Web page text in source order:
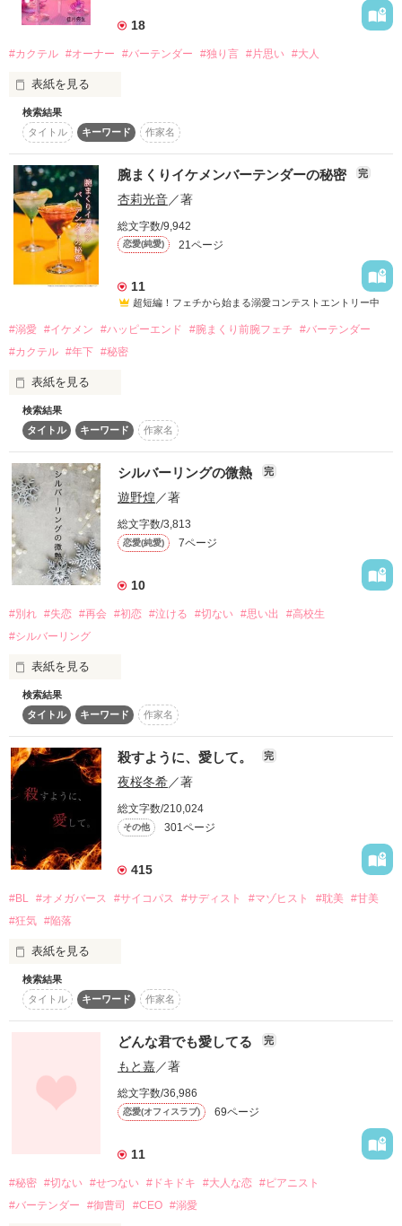
    忘れられない人が
想いを寄せてる人がいるんだ
         だから
  ◇◆◇◆◇◆
  柚木沙月様   ナオ☆様
  あみなみ様   彩呂羽様
きのこみお様
感想ありがとうございます。
           ◇◆◇◆◇◆
   レビューありがとうございます。
す。
で……。
「豊佳、俺のこと好きになりなよ」
「……え？」
「俺と恋、しなよ」
失恋から始まる奇跡の出会いは、ハンバーグのように熱々
……？
2024/12/17〜
2025/1/12〜
本編完結日
2025/2/19
レビューくださった方、感想くださった方本当にありがとうご
18
#カクテル #オーナー #バーテンダー #独り言 #片思い #大人
表紙を見る
落ち着いた色合いの証明
カウンターの中から
ただ眺めているだけ……
薄暗い店内は近くて
だけど遠い世界
……でも
見えているものがすべてじゃない
淡い色のカクテルは
暗い光に色を失う
きらびやかな夜のネオン
掻き消されて
表情を変えていく
2008.9.20～2010.3.5
他サイトにて完結
2016.3.26～2016.4.15完結公開
検索結果
タイトル
キーワード 作家名
腕まくりイケメンバーテンダーの秘密 完
杏莉光音／著
総文字数/9,942
恋愛(純愛) 21ページ
11
超短編！フェチから始まる溺愛コンテストエントリー中
#溺愛 #イケメン #ハッピーエンド #腕まくり前腕フェチ
#バーテンダー
#カクテル #年下 #秘密
表紙を見る
恋愛がうまくいかない２９歳の会社員、坂井 菜津（さかい　な
つ）は本気で婚活を始めようと
アプリ登録を考える。
好きなタイプの項目で、思い浮かべたのは以前から好きだった
腕まくりをした前腕部分。
最近とあるバーで見つけてしまった、バーテンダーの素敵な前
腕。
バーカウンターに立つ彼は背が高く、顔はマスクと髪で隠され
ているけれど、雰囲気は魅力的だ。
現実逃避のような菜津に、友人からは注意されてしまう。
でも、好きなものは好き。
行ってはいけないと思いつつ、足は自然と気になるバーの方
へ……。
そして、あのバーテンダーから声をかけられることに。
「もしかして、俺のこと興味あります？　菜津さん」
どうして私の名前を！？
彼の正体はいったい……。
作品を読む
検索結果
タイトル
キーワード 作家名
シルバーリングの微熱 完
遊野煌／著
総文字数/3,813
恋愛(純愛) 7ページ
10
#別れ #失恋 #再会 #初恋 #泣ける #切ない #思い出
#高校生
#シルバーリング
表紙を見る
水川小雪は三年ぶりにクローゼットの奥にしまい込んでいた缶
の中から、あるモノを取り出した。それはくすんだシルバーリ
ング──。
※表紙はフリー素材
検索結果
タイトル
キーワード 作家名
殺すように、愛して。 完
夜桜冬希／著
総文字数/210,024
その他 301ページ
415
#BL #オメガバース #サイコパス #サディスト #マゾヒスト #耽美 #甘美
#狂気 #陥落
表紙を見る
「可愛いね」
落ちて、堕ちて、狂っていく。
検索結果
タイトル
キーワード 作家名
どんな君でも愛してる 完
もと嘉／著
総文字数/36,986
恋愛(オフィスラブ) 69ページ
11
#秘密 #切ない #せつない #ドキドキ #大人な恋 #ピアニスト
#バーテンダー
#御曹司 #CEO #溺愛